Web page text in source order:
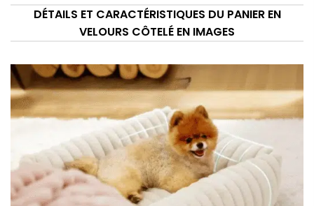
DÉTAILS ET CARACTÉRISTIQUES DU PANIER EN
VELOURS CÔTELÉ EN IMAGES